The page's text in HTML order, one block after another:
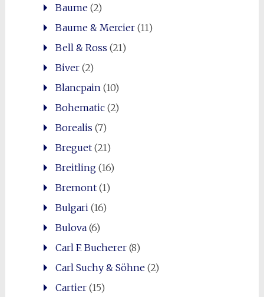
Baume(2)
Baume & Mercier(11)
Bell & Ross (21)
Biver(2)
Blancpain(10)
Bohematic(2)
Borealis (7)
Breguet(21)
Breitling(16)
Bremont(1)
Bulgari(16)
Bulova(6)
Carl F. Bucherer(8)
Carl Suchy & Söhne(2)
Cartier(15)